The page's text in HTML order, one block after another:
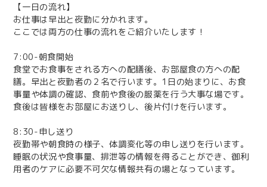
【一日の流れ】
お仕事は早出と夜勤に分かれます。
ここでは両方の仕事の流れをご紹介いたします！
7:00-朝食開始
食堂でお食事をされる方への配膳後、お部屋食の方への配
膳。早出と夜勤者の２名で行います。1日の始まりに、お食
事量や体調の確認、食前や食後の服薬を行う大事な場です。
食後は皆様をお部屋にお送りし、後片付けを行います。
8:30-申し送り
夜勤帯や朝食時の様子、体調変化等の申し送りを行います。
睡眠の状況や食事量、排泄等の情報を得ることができ、御利
用者のケアに必要不可欠な情報共有の場となっています。